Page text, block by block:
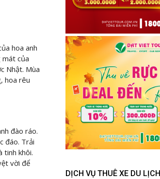
hoa anh
của
Nhật. Mùa
hoa rêu
đào ráo.
đáo. Trải
tinh khôi.
vời để
DỊCH VỤ THUÊ XE DU LỊCH